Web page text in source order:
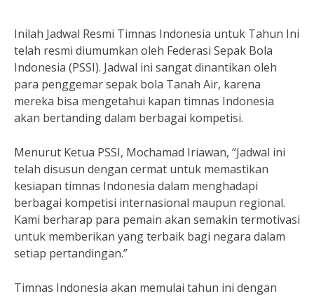
Inilah Jadwal Resmi Timnas Indonesia untuk Tahun Ini
telah resmi diumumkan oleh Federasi Sepak Bola
Indonesia (PSSI). Jadwal ini sangat dinantikan oleh
para penggemar sepak bola Tanah Air, karena
mereka bisa mengetahui kapan timnas Indonesia
akan bertanding dalam berbagai kompetisi.
Menurut Ketua PSSI, Mochamad Iriawan, “Jadwal ini
telah disusun dengan cermat untuk memastikan
kesiapan timnas Indonesia dalam menghadapi
berbagai kompetisi internasional maupun regional.
Kami berharap para pemain akan semakin termotivasi
untuk memberikan yang terbaik bagi negara dalam
setiap pertandingan.”
Timnas Indonesia akan memulai tahun ini dengan